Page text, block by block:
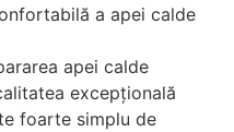
a apei calde
apei calde
excepţională
foarte simplu de